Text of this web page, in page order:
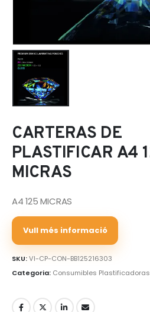
CARTERAS DE
PLASTIFICAR A4
MICRAS
A4 125 MICRAS
Vull més informació
SKU:VI-CP-CON-BB125216303
Categoria: Consumibles